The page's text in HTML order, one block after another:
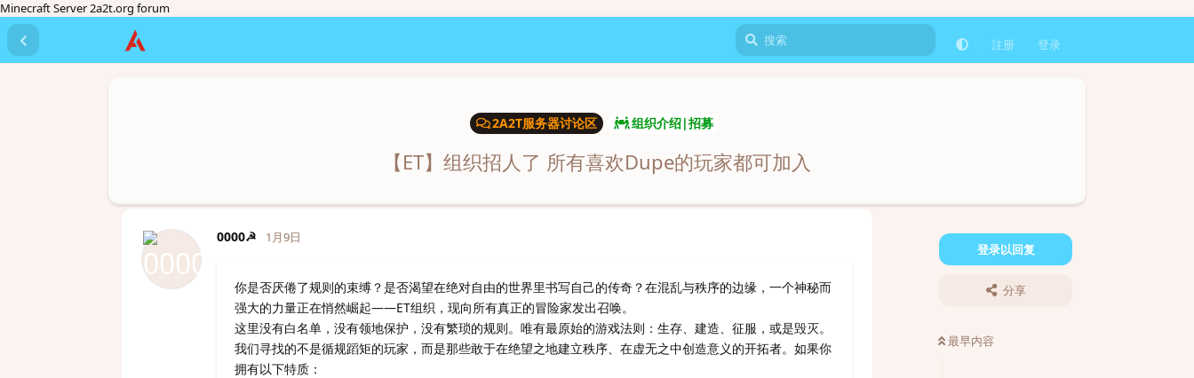
Minecraft Server 2a2t.org forum
注册 登录
2A2T服务器讨论区 组织介绍|招募
【ET】组织招人了 所有喜欢Dupe的玩家都可加入
登录以回复
分享
最早内容
0000☭ 1月9日
你是否厌倦了规则的束缚？是否渴望在绝对自由的世界里书写自己的传奇？在混乱与秩序的边缘，一个神秘而
强大的力量正在悄然崛起——ET组织，现向所有真正的冒险家发出召唤。
这里没有白名单，没有领地保护，没有繁琐的规则。唯有最原始的游戏法则：生存、建造、征服，或是毁灭。
我们寻找的不是循规蹈矩的玩家，而是那些敢于在绝望之地建立秩序、在虚无之中创造意义的开拓者。如果你
拥有以下特质：